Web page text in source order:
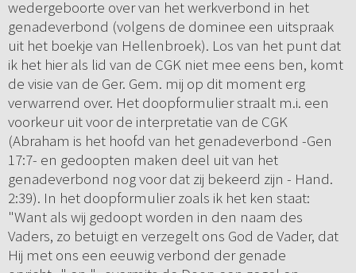
wedergeboorte over van het werkverbond in het
genadeverbond (volgens de dominee een uitspraak
uit het boekje van Hellenbroek). Los van het punt dat
ik het hier als lid van de CGK niet mee eens ben, komt
de visie van de Ger. Gem. mij op dit moment erg
verwarrend over. Het doopformulier straalt m.i. een
voorkeur uit voor de interpretatie van de CGK
(Abraham is het hoofd van het genadeverbond -Gen
17:7- en gedoopten maken deel uit van het
genadeverbond nog voor dat zij bekeerd zijn - Hand.
2:39). In het doopformulier zoals ik het ken staat:
"Want als wij gedoopt worden in den naam des
Vaders, zo betuigt en verzegelt ons God de Vader, dat
Hij met ons een eeuwig verbond der genade